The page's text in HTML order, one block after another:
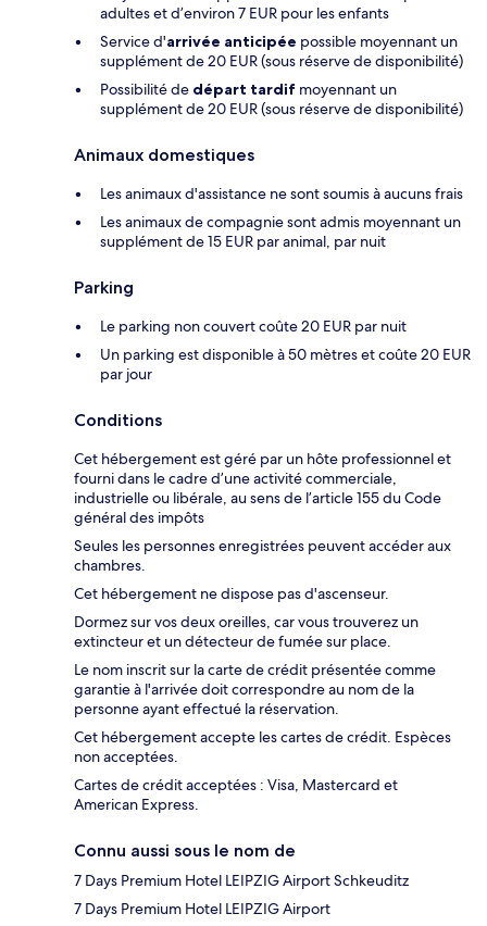
adultes et d’environ 7 EUR pour les enfants
Service d'arrivée anticipée possible moyennant un
supplément de 20 EUR (sous réserve de disponibilité)
Possibilité de départ tardif moyennant un
supplément de 20 EUR (sous réserve de disponibilité)
Animaux domestiques
Les animaux d'assistance ne sont soumis à aucuns frais
Les animaux de compagnie sont admis moyennant un
supplément de 15 EUR par animal, par nuit
Parking
Le parking non couvert coûte 20 EUR par nuit
Un parking est disponible à 50 mètres et coûte 20 EUR
par jour
Conditions
Cet hébergement est géré par un hôte professionnel et
fourni dans le cadre d’une activité commerciale,
industrielle ou libérale, au sens de l’article 155 du Code
général des impôts
Seules les personnes enregistrées peuvent accéder aux
chambres.
Cet hébergement ne dispose pas d'ascenseur.
Dormez sur vos deux oreilles, car vous trouverez un
extincteur et un détecteur de fumée sur place.
Le nom inscrit sur la carte de crédit présentée comme
garantie à l'arrivée doit correspondre au nom de la
personne ayant effectué la réservation.
Cet hébergement accepte les cartes de crédit. Espèces
non acceptées.
Cartes de crédit acceptées : Visa, Mastercard et
American Express.
Connu aussi sous le nom de
7 Days Premium Hotel LEIPZIG Airport Schkeuditz
7 Days Premium Hotel LEIPZIG Airport